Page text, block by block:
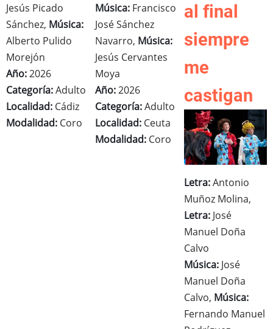
Jesús Picado
Sánchez, Música:
Alberto Pulido
Morejón
Año:2026
Categoría:Adulto
Localidad: Cádiz
Modalidad: Coro
Música: Francisco
José Sánchez
Navarro, Música:
Jesús Cervantes
Moya
Año:2026
Categoría:Adulto
Localidad: Ceuta
Modalidad: Coro
al final
siempre
me
castigan
Letra:Antonio
Muñoz Molina,
Letra: José
Manuel Doña
Calvo
Música: José
Manuel Doña
Calvo, Música:
Fernando Manuel